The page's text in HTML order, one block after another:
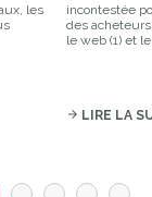
les
incontestée
des
le web (1) et
arrow_forward LIRE LA